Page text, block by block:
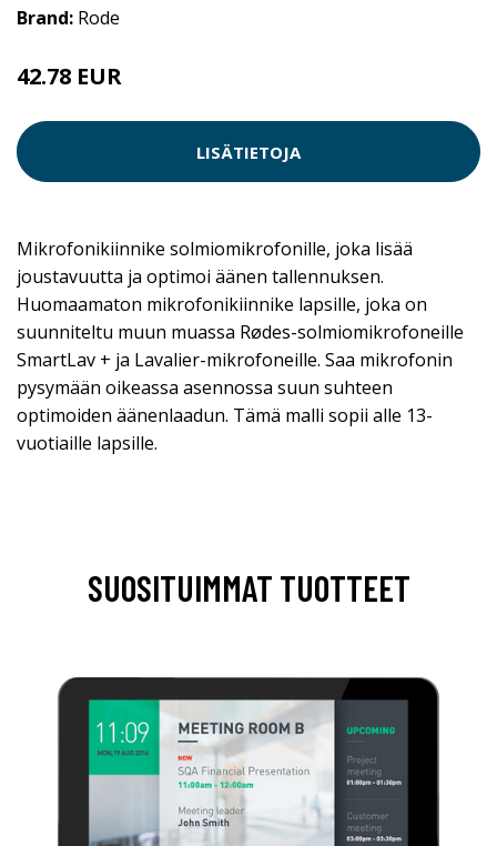
Brand: Rode
42.78 EUR
LISÄTIETOJA
Mikrofonikiinnike solmiomikrofonille, joka lisää
joustavuutta ja optimoi äänen tallennuksen.
Huomaamaton mikrofonikiinnike lapsille, joka on
suunniteltu muun muassa Rødes-solmiomikrofoneille
SmartLav + ja Lavalier-mikrofoneille. Saa mikrofonin
pysymään oikeassa asennossa suun suhteen
optimoiden äänenlaadun. Tämä malli sopii alle 13-
vuotiaille lapsille.
SUOSITUIMMAT TUOTTEET